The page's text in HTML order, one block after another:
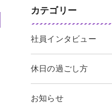
カテゴリー
社員インタビュー
休日の過ごし方
お知らせ